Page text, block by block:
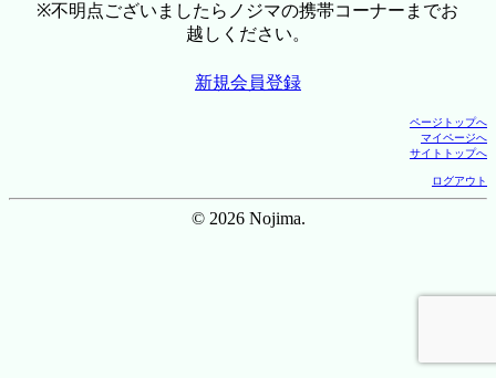
※不明点ございましたらノジマの携帯コーナーまでお
越しください。
新規会員登録
ページトップへ
マイページへ
サイトトップへ
ログアウト
© 2026 Nojima.